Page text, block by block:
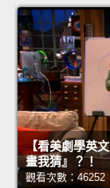
【看美劇學英
畫我猜』？！
觀看次數：46252